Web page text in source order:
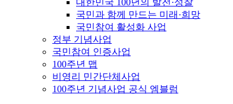
대한민국 100년의 발전·성찰
국민과 함께 만드는 미래·희망
국민참여 활성화 사업
정부 기념사업
국민참여 인증사업
100주년 맵
비영리 민간단체사업
100주년 기념사업 공식 엠블럼